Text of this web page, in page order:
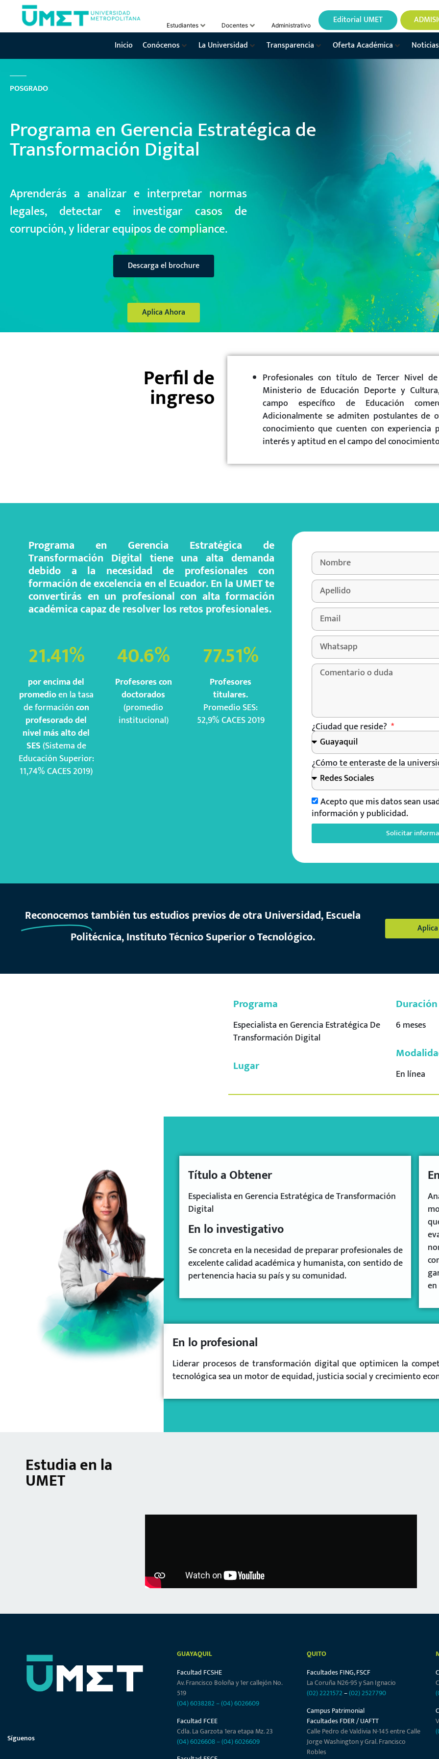
Estudiantes Docentes Administrativo Editorial UMET
Inicio
Conócenos La Universidad Transparencia Oferta Académica
POS
G
R
A
D
O
Programa en Gerencia Estratégica de
Transformación Digital
Aprenderás a analizar e interpretar normas
legales, detectar e investigar casos de
corrupción, y liderar equipos de compliance.
Descarga el brochure
Aplica Ahora
Perfil de
ingreso
Profesionales con título de Tercer Nivel
Ministerio de Educación Deporte y
campo específico de Educación
Adicionalmente se admiten postulantes de
conocimiento que cuenten con experiencia
interés y aptitud en el campo del
Programa en Gerencia Estratégica de
Transformación Digital tiene una alta demanda
debido a la necesidad de profesionales con
formación de excelencia en el Ecuador. En la UMET te
convertirás en un profesional con alta formación
académica capaz de resolver los retos profesionales.
21.41%
por encima del
promedioen la tasa
de formacióncon
profesorado del
nivel más alto del
SES (Sistema de
Educación Superior:
11,74% CACES 2019)
40.6%
Profesores con
doctorados
(promedio
institucional)
77.51%
Profesores
titulares.
Promedio SES:
52,9% CACES 2019
¿Ciudad que reside?
¿Cómo te enteraste de la
Acepto que mis datos sean
información y publicidad.
Solicitar
Reconocemostambién tus estudios previos de otra Universidad, Escuela
Politécnica, Instituto Técnico Superior o Tecnológico.
Programa
Especialista en Gerencia Estratégica De
Transformación Digital
Lugar
Duración
6 meses
En línea
Título a Obtener
Especialista en Gerencia Estratégica de Transformación
Digital
En lo investigativo
Se concreta en la necesidad de preparar profesionales de
excelente calidad académica y humanista, con sentido de
pertenencia hacia su país y su comunidad.
En lo profesional
Liderar procesos de transformación digital que optimicen la
tecnológica sea un motor de equidad, justicia social y crecimiento
Estudia en la
UMET
Síguenos
GUAYAQUIL
Facultad FCSHE
Av. Francisco Boloña y 1er callejón No.
519
(04) 6038282–(04) 6026609
Facultad FCEE
Cdla. La Garzota 1era etapa Mz. 23
(04) 6026608–(04) 6026609
QUITO
Facultades FING, FSCF
La Coruña N26-95 y San Ignacio
(02) 2221572–(02) 2527790
Campus Patrimonial
Facultades FDER / UAFTT
Calle Pedro de Valdivia N-145 entre Calle
Jorge Washington y Gral. Francisco
Robles